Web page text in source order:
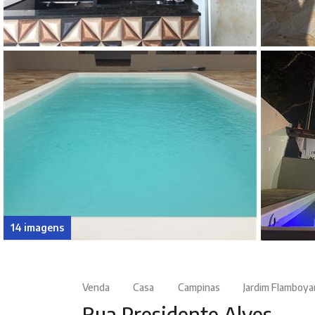
14 imagens
Venda Casa Campinas Jardim